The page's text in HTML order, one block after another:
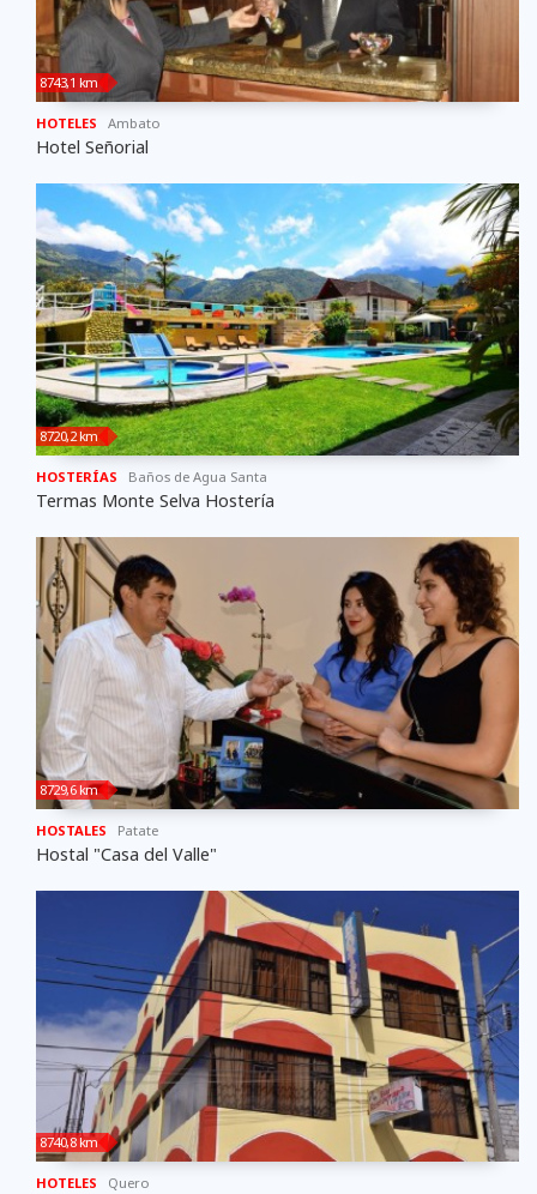
8743,1 km
HOTELES Ambato
Hotel Señorial
8720,2 km
HOSTERÍAS Baños de Agua Santa
Termas Monte Selva Hostería
8729,6 km
HOSTALES Patate
Hostal "Casa del Valle"
8740,8 km
HOTELES Quero